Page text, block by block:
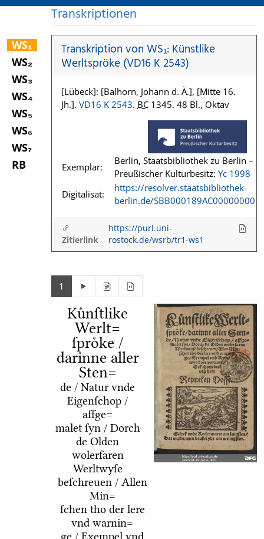
WS₁
WS₂
WS₃
WS₄
WS₅
WS₆
WS₇
RB
Transkriptionen
Transkription von WS₁: Künstlike
Werltspröke (VD16 K 2543)
[Lübeck]: [Balhorn, Johann d. Ä.], [Mitte 16.
Jh.]. VD16 K 2543. BC1345. 48 Bl., Oktav
Exemplar:
Berlin, Staatsbibliothek zu Berlin –
Preußischer Kulturbesitz: Yc 1998
Digitalisat:
https://resolver.staatsbibliothek-
berlin.de/SBB000189AC00000000
Zitierlink
https://purl.uni-
rostock.de/wsrb/tr1-ws1
1
Kuͤnſtlike
Werlt=
ſproͤke /
darinne aller
Sten=
de / Natur vnde
Eigenſchop /
affge=
malet ſyn / Dorch
de Olden
wolerfaren
Werltwyſe
beſchreuen / Allen
Min=
ſchen tho der lere
vnd warnin=